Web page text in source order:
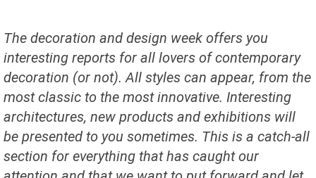
The decoration and design week offers you
interesting reports for all lovers of contemporary
decoration (or not). All styles can appear, from the
most classic to the most innovative. Interesting
architectures, new products and exhibitions will
be presented to you sometimes. This is a catch-all
section for everything that has caught our